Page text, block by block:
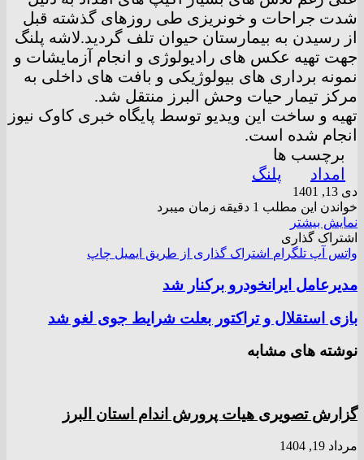
شدت جراحات و خونریزی طی روزهای گذشته قبل
از رسیدن به بیمارستان حیوان تلف گردید.لاشه پلنگ
جهت تهیه عکس های رادیولوژی و انجام آزمایشات و
نمونه برداری های بیولوژیکی و بافت های داخلی به
مرکز تیمار حیات وحش البرز منتقل شد.
تهیه و ساخت این ویدیو توسط پایگاه خبری کاوک نیوز
انجام شده است.
برچسب ها
امداد
پلنگ
دی 13, 1401
خواندن این مطلب 1 دقیقه زمان میبرد
نمایش بیشتر
اشتراک گذاری
واتس آپ تلگرام اشتراک گذاری از طریق ایمیل چاپ
مدیرعامل ایرانخودرو برکنار شد
بازی استقلال و تراکتور بعلت شرایط جوی لغو شد
نوشته های مشابه
گزارش تصویری هیات پرورش اندام استان البرز
مرداد 19, 1404